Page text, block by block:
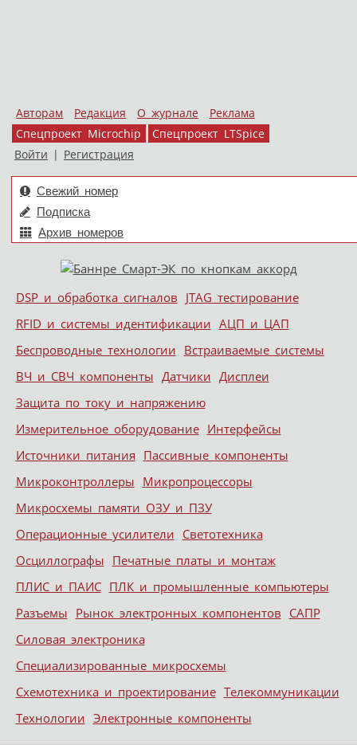
Авторам Редакция О журнале
Реклама
Спецпроект Microchip
Спецпроект LTSpice
Войти | Регистрация
Свежий номер
Подписка
Архив номеров
Меню
Skip to content
DSP и обработка сигналов JTAG тестирование
RFID и системы идентификации АЦП и ЦАП
Беспроводные технологии Встраиваемые системы
ВЧ и СВЧ компоненты Датчики Дисплеи
Защита по току и напряжению
Измерительное оборудование Интерфейсы
Источники питания Пассивные компоненты
Микроконтроллеры Микропроцессоры
Микросхемы памяти ОЗУ и ПЗУ
Операционные усилители Светотехника
Осциллографы Печатные платы и монтаж
ПЛИС и ПАИС ПЛК и промышленные компьютеры
Разъемы Рынок электронных компонентов САПР
Силовая электроника
Специализированные микросхемы
Схемотехника и проектирование Телекоммуникации
Технологии Электронные компоненты